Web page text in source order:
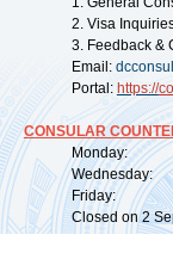
2. Visa
3. Feedback &
Email:
Portal: https://
CONSULAR
Monday:
Wednesday:
Friday:
Closed on 2